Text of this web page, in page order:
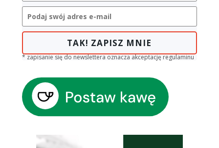
TAK! ZAPISZ MNIE
* zapisanie się do newslettera oznacza akceptację regulaminu